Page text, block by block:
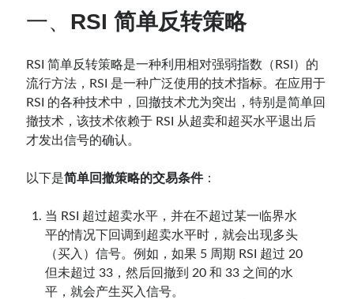
网站备案号：鄂ICP备2024064768号
一、 RSI 简单反转策略
RSI 简单反转策略是一种利用相对强弱指数（RSI）的
流行方法，RSI 是一种广泛使用的技术指标。在应用于
RSI 的各种技术中，回撤技术尤为突出，特别是简单回
撤技术，该技术依赖于 RSI 从超卖和超买水平退出后
才发出信号的确认。
以下是简单回撤策略的交易条件：
当 RSI 超过超卖水平，并在不超过某一临界水
平的情况下回调到超卖水平时，就会出现多头
（买入）信号。例如，如果 5 周期 RSI 超过 20
但未超过 33，然后回撤到 20 和 33 之间的水
平，就会产生买入信号。